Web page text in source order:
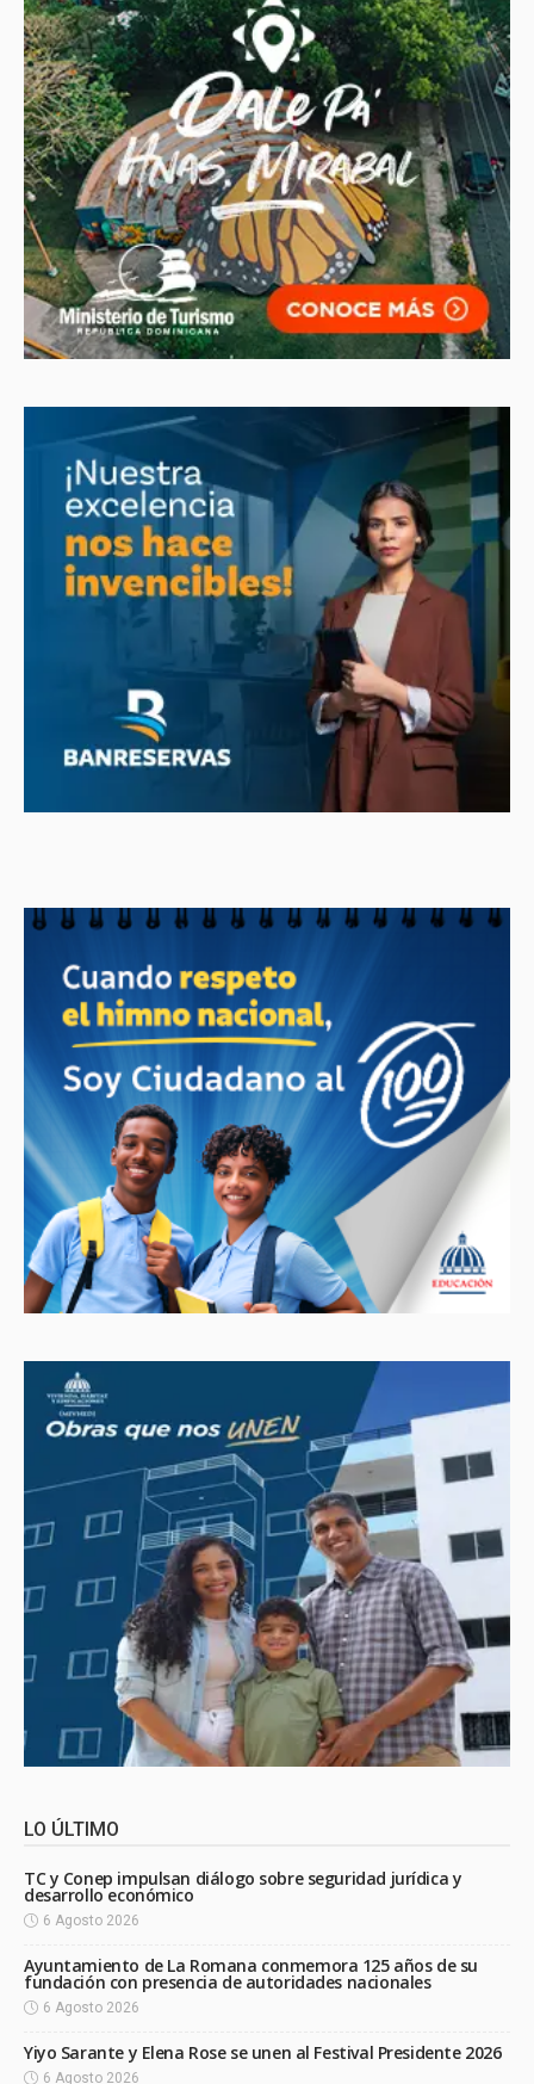
LO ÚLTIMO
TC y Conep impulsan diálogo sobre seguridad jurídica y
desarrollo económico
6 Agosto 2026
Ayuntamiento de La Romana conmemora 125 años de su
fundación con presencia de autoridades nacionales
6 Agosto 2026
Yiyo Sarante y Elena Rose se unen al Festival Presidente 2026
6 Agosto 2026